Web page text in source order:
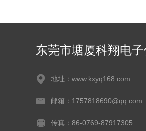
东莞市塘厦科翔电
地址：www.kxyq168.com
邮箱：1757818690@qq.com
传真：86-0769-87917305